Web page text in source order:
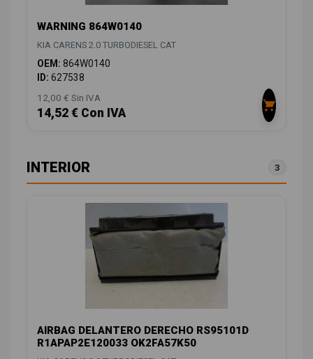
WARNING 864W0140
KIA CARENS 2.0 TURBODIESEL CAT
OEM: 864W0140
ID: 627538
12,00 € Sin IVA
14,52 € Con IVA
INTERIOR 3
AIRBAG DELANTERO DERECHO RS95101D
R1APAP2E120033 OK2FA57K50